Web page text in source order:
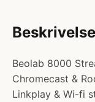
Beskrivelse
Beolab 8000
Chromecast &
Linkplay & Wi-fi